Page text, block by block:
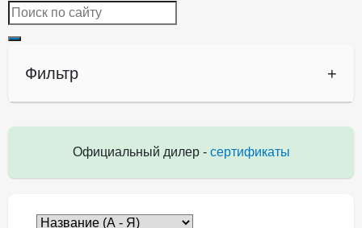
Фильтр +
Официальный дилер - сертификаты